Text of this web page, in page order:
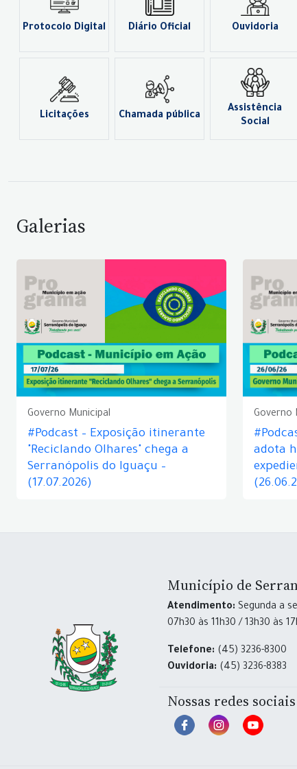
Protocolo Digital Diário Oficial Ouvidoria
Licitações Chamada pública
Assistência
Social
Galerias
Governo Municipal
#Podcast – Exposição itinerante
"Reciclando Olhares" chega a
Serranópolis do Iguaçu –
(17.07.2026)
Governo
adota
Município de
Atendimento: Segunda a
07h30 às 11h30 / 13h30 às
Telefone: (45) 3236-8300
Ouvidoria: (45) 3236-8383
Nossas redes sociais